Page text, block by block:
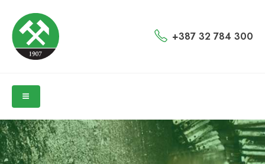
+387 32 784 300